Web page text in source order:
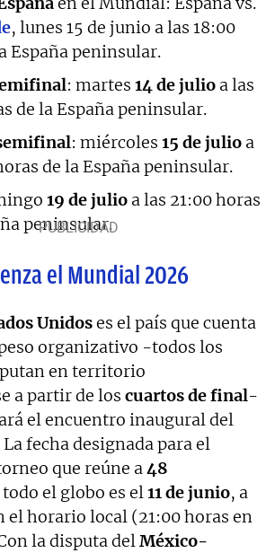
, lunes 15 de junio a las 18:00
España peninsular.
: martes 14 de julio a las
de la España peninsular.
: miércoles 15 de julio a
de la España peninsular.
19 de julio a las 21:00 horas
peninsular.
el Mundial 2026
Unidoses el país que cuenta
organizativo -todos los
en territorio
a partir de los cuartos de final-
el encuentro inaugural del
fecha designada para el
que reúne a48
todo el globo es el11 de junio, a
el horario local (21:00 horas en
la disputa delMéxico-